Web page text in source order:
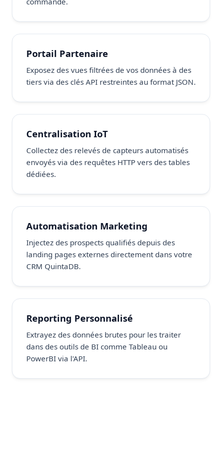
Portail Partenaire
Exposez des vues filtrées de vos données à des
tiers via des clés API restreintes au format JSON.
Centralisation IoT
Collectez des relevés de capteurs automatisés
envoyés via des requêtes HTTP vers des tables
dédiées.
Automatisation Marketing
Injectez des prospects qualifiés depuis des
landing pages externes directement dans votre
CRM QuintaDB.
Reporting Personnalisé
Extrayez des données brutes pour les traiter
dans des outils de BI comme Tableau ou
PowerBI via l'API.